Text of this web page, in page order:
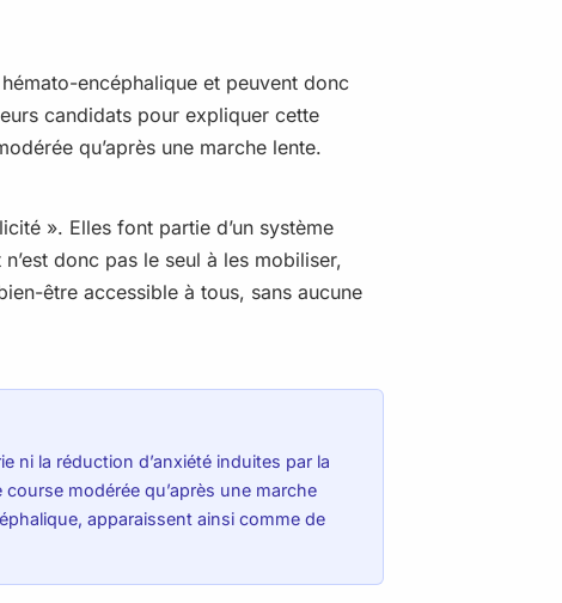
encéphalique et peuvent donc
candidats pour expliquer cette
qu’après une marche lente.
». Elles font partie d’un système
donc pas le seul à les mobiliser,
être accessible à tous, sans aucune
ni la réduction d’anxiété induites par la
modérée qu’après une marche
apparaissent ainsi comme de